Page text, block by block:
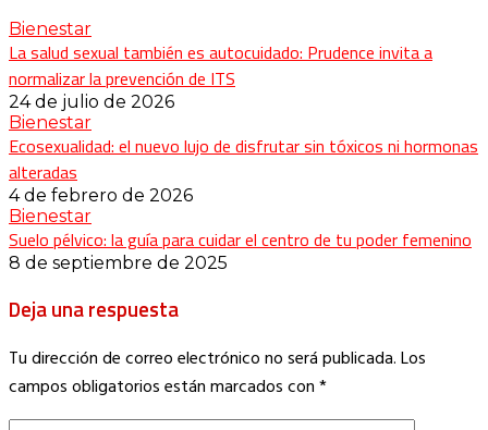
Bienestar
La salud sexual también es autocuidado: Prudence invita a
normalizar la prevención de ITS
24 de julio de 2026
Bienestar
Ecosexualidad: el nuevo lujo de disfrutar sin tóxicos ni hormonas
alteradas
4 de febrero de 2026
Bienestar
Suelo pélvico: la guía para cuidar el centro de tu poder femenino
8 de septiembre de 2025
Deja una respuesta
Tu dirección de correo electrónico no será publicada.Los
campos obligatorios están marcados con*